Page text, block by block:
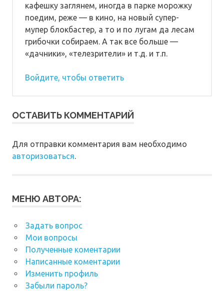
кафешку заглянем, иногда в парке морожку
поедим, реже — в кино, на новый супер-
мупер блокбастер, а то и по лугам да лесам
грибочки собираем. А так все больше —
«дачники», «телезрители» и т.д. и т.п.
Войдите, чтобы ответить
ОСТАВИТЬ КОММЕНТАРИЙ
Для отправки комментария вам необходимо
авторизоваться.
МЕНЮ АВТОРА:
Задать вопрос
Мои вопросы
Полученные коментарии
Написанные коментарии
Изменить профиль
Забыли пароль?